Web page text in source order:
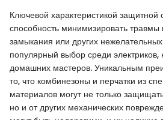
Ключевой характеристикой
способность минимизировать травмы
замыкания или других
популярный выбор среди
домашних мастеров. Уникальным
то, что комбинезоны и перчатки из
материалов могут не только
но и от других механических